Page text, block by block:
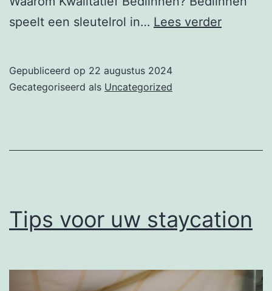
speelt een sleutelrol in… Lees verderHet
Gepubliceerd op 22 augustus 2024
Gecategoriseerd als Uncategorized
Tips voor uw staycation